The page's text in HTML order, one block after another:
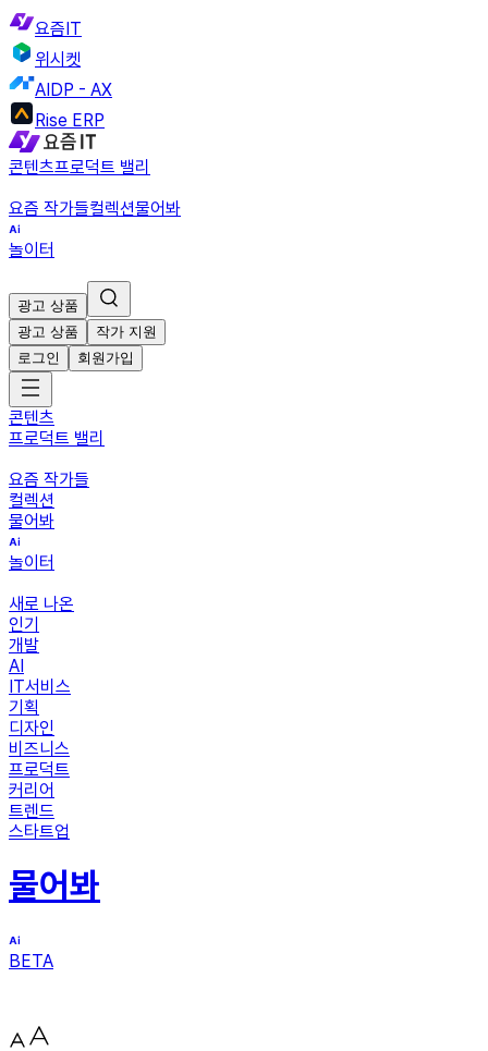
요즘IT
위시켓
AIDP - AX
Rise ERP
콘텐츠프로덕트 밸리
요즘 작가들컬렉션물어봐
놀이터
광고 상품
광고 상품
작가 지원
로그인
회원가입
콘텐츠
프로덕트 밸리
요즘 작가들
컬렉션
물어봐
놀이터
새로 나온
인기
개발
AI
IT서비스
기획
디자인
비즈니스
프로덕트
커리어
트렌드
스타트업
물어봐
BETA